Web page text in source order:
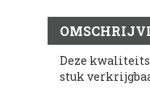
Deze
stuk